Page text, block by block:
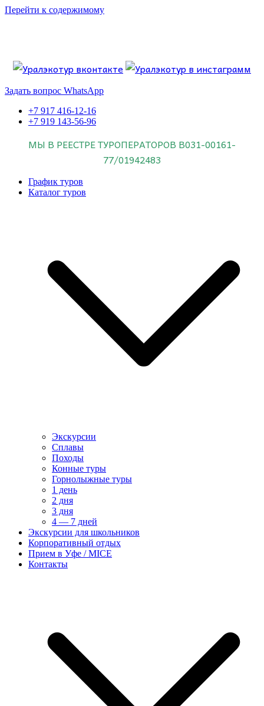
Перейти к содержимому
Знайте об этом.
Задать вопрос WhatsApp
+7 917 416-12-16
+7 919 143-56-96
МЫ В РЕЕСТРЕ ТУРОПЕРАТОРОВ В031-00161-
77/01942483
График туров
Каталог туров
Экскурсии
Сплавы
Походы
Конные туры
Горнолыжные туры
1 день
2 дня
3 дня
4 — 7 дней
Экскурсии для школьников
Корпоративный отдых
Прием в Уфе / MICE
Контакты